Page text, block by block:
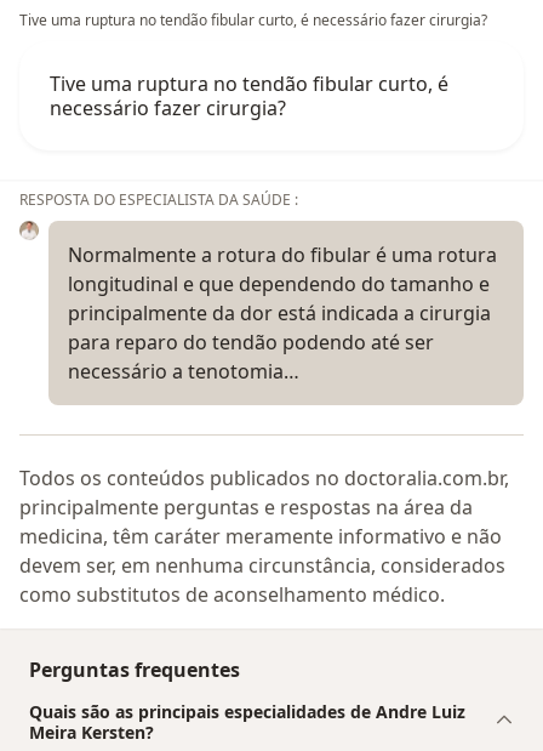
Tive uma ruptura no tendão fibular curto, é necessário fazer cirurgia?
Tive uma ruptura no tendão fibular curto, é
necessário fazer cirurgia?
RESPOSTA DO ESPECIALISTA DA SAÚDE :
Normalmente a rotura do fibular é uma rotura
longitudinal e que dependendo do tamanho e
principalmente da dor está indicada a cirurgia
para reparo do tendão podendo até ser
necessário a tenotomia…
Todos os conteúdos publicados no doctoralia.com.br,
principalmente perguntas e respostas na área da
medicina, têm caráter meramente informativo e não
devem ser, em nenhuma circunstância, considerados
como substitutos de aconselhamento médico.
Perguntas frequentes
Quais são as principais especialidades de Andre Luiz
Meira Kersten?